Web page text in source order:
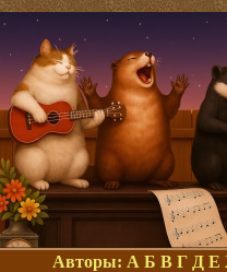
Авторы: А Б В Г Д Е